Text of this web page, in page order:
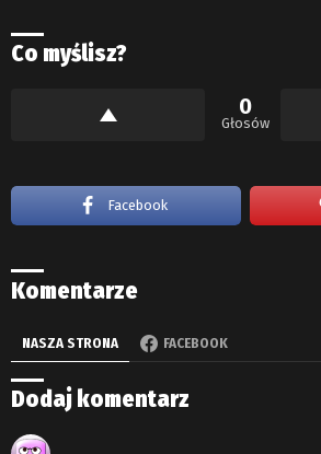
Co myślisz?
0
Głosów
Facebook
Komentarze
NASZA STRONA FACEBOOK
Dodaj komentarz